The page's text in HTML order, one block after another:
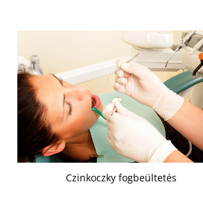
Czinkoczky fogbeültetés